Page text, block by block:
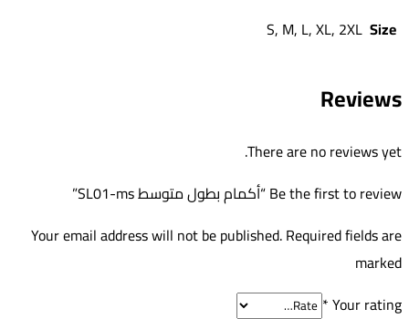
Size
S, M, L, XL, 2XL
Reviews
There are no reviews yet.
Be the first to review “أكمام بطول متوسط SL01-ms”
Your email address will not be published. Required fields are
marked
Your rating
*